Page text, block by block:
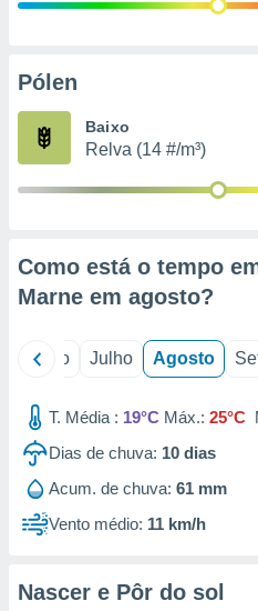
e
de
Pólen
Baixo
Relva (14 #/m³)
Como está o tempo
Marne em agosto?
Junho Julho Agosto
T. Média : 19°C Máx.: 25°C
Dias de chuva: 10 dias
Acum. de chuva: 61 mm
Vento médio: 11 km/h
Nascer e Pôr do sol